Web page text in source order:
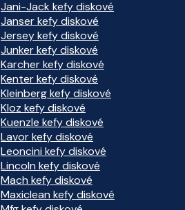
Jani-Jack kefy diskové
Janser kefy diskové
Jersey kefy diskové
Junker kefy diskové
Karcher kefy diskové
Kenter kefy diskové
Kleinberg kefy diskové
Kloz kefy diskové
Kuenzle kefy diskové
Lavor kefy diskové
Leoncini kefy diskové
Lincoln kefy diskové
Mach kefy diskové
Maxiclean kefy diskové